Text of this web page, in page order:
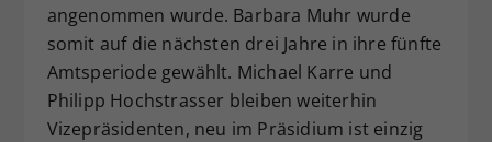
angenommen wurde. Barbara Muhr wurde
somit auf die nächsten drei Jahre in ihre fünfte
Amtsperiode gewählt. Michael Karre und
Philipp Hochstrasser bleiben weiterhin
Vizepräsidenten, neu im Präsidium ist einzig